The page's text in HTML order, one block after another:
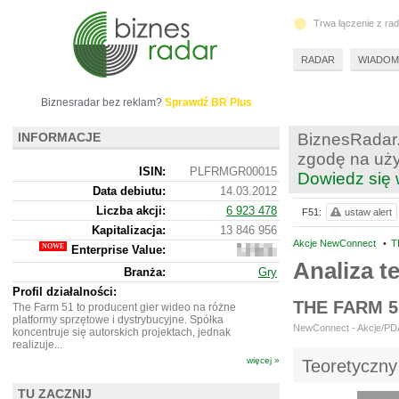
zgodę na
Dowiedz się
Akcje NewConnect •
Analiza
THE FARM
NewConnect - Akcje/
F51: ustaw alert
Biznesradar bez reklam? Sprawdź BR Plus
INFORMACJE
ISIN:
PLFRMGR00015
Data debiutu:
14.03.2012
Liczba akcji:
6 923 478
Kapitalizacja:
13 846 956
Enterprise Value:
13
632
956
Branża:
Gry
Profil działalności:
The Farm 51 to producent gier wideo na różne
platformy sprzętowe i dystrybucyjne. Spółka
koncentruje się autorskich projektach, jednak
realizuje...
więcej »
TU ZACZNIJ
Trwa łączenie z
RADAR